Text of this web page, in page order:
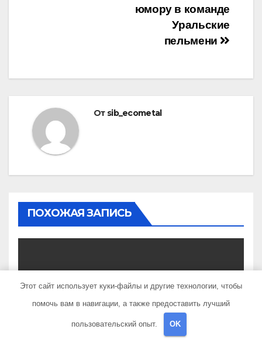
юмору в команде
Уральские
пельмени
От sib_ecometal
ПОХОЖАЯ ЗАПИСЬ
UNCATEGORISED
Мавлетбердин Ильдар
Маратович — биография и
достижения талантливого
SIB_ECOMETAL
Этот сайт использует куки-файлы и другие технологии, чтобы
помочь вам в навигации, а также предоставить лучший
пользовательский опыт. OK